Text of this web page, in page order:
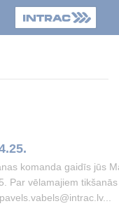
komanda gaidīs jūs
Par vēlamajiem